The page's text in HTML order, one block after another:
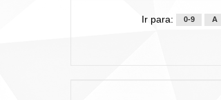
Ir para: 0-9 A